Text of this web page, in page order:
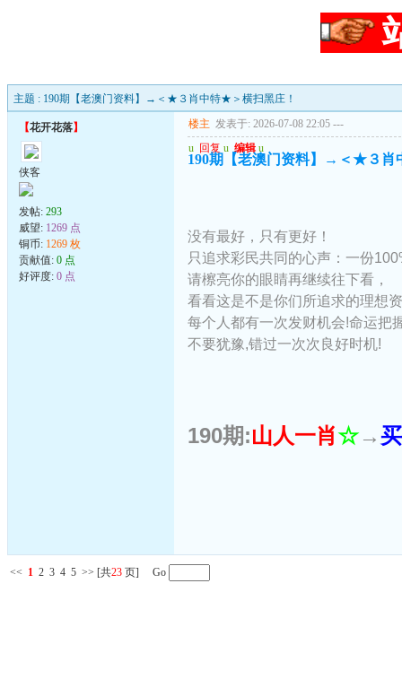
主题 : 190期【老澳门资料】→＜★３肖中特★＞横扫黑庄！
【花开花落】
侠客
发帖: 293
威望: 1269 点
铜币: 1269 枚
贡献值: 0 点
好评度: 0 点
楼主 发表于: 2026-07-08 22:05 ---
u 回复 u 编辑 u
190期【老澳门资料】→＜★３肖
没有最好，只有更好！
只追求彩民共同的心声：一份
请檫亮你的眼睛再继续往下看，
看看这是不是你们所追求的理想
每个人都有一次发财机会!命运把
不要犹豫,错过一次次良好时机!
190期:山人一肖☆→
<< 1 2 3 4 5 >> [共23 页] Go